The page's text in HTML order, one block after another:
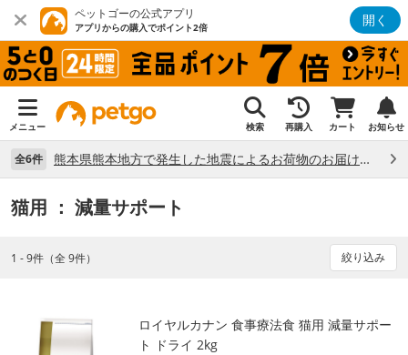
ペットゴーの公式アプリ
アプリからの購入でポイント2倍 開く
メニュー 検索 再購入 カート お知らせ
全6件 熊本県熊本地方で発生した地震によるお荷物のお届け状況について （7/28）
猫用 ： 減量サポート
1 - 9件（全 9件） 絞り込み
ロイヤルカナン 食事療法食 猫用 減量サポー
ト ドライ 2kg